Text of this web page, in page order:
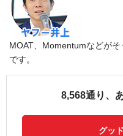
MOAT、Momentumなどが
です。
8,568通り、
グッ